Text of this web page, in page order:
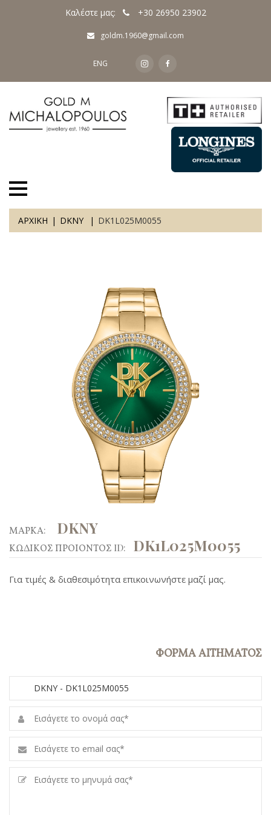
Καλέστε μας: +30 26950 23902
goldm.1960@gmail.com
ENG
ΑΡΧΙΚΗ DKNY DK1L025M0055
ΜΑΡΚΑ: DKNY
ΚΩΔΙΚΟΣ ΠΡΟΙΟΝΤΟΣ ID: DK1L025M0055
Για τιμές & διαθεσιμότητα επικοινωνήστε μαζί μας.
ΦΟΡΜΑ ΑΙΤΗΜΑΤΟΣ